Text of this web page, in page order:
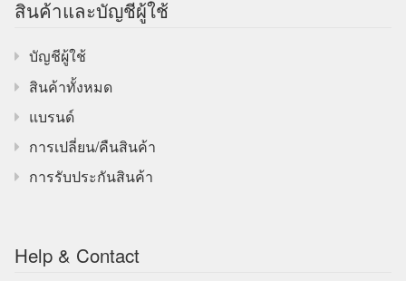
สินค้าและบัญชีผู้ใช้
บัญชีผู้ใช้
สินค้าทั้งหมด
แบรนด์
การเปลี่ยน/คืนสินค้า
การรับประกันสินค้า
Help & Contact